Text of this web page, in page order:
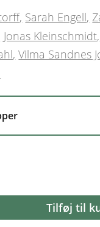
Sarah Engell
Jonas Kleinschmidt
Vilma Sandnes
Tilføj til